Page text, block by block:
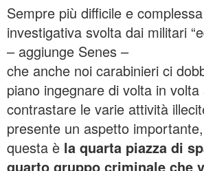
Sempre più difficile e complessa
investigativa svolta dai militari
– aggiunge Senes –
che anche noi carabinieri ci
piano ingegnare di volta in
contrastare le varie attività
presente un aspetto
questa è la quarta piazza di
quarto gruppo criminale che